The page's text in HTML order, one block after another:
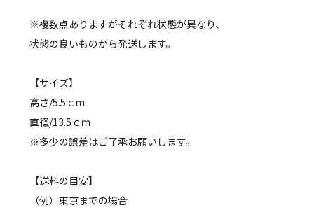
※複数点ありますがそれぞれ状態が異なり、
状態の良いものから発送します。
【サイズ】
高さ/5.5ｃｍ
直径/13.5ｃｍ
※多少の誤差はご了承お願いします。
【送料の目安】
（例）東京までの場合